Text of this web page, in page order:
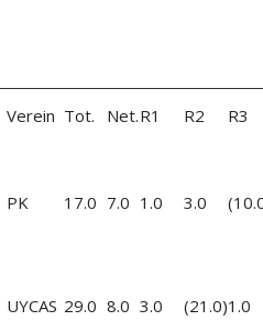
Verein Tot. Net.R1 R2 R3
PK
17.0 7.0 1.0 3.0
UYCAS 29.0 8.0 3.0 (21.0)1.0